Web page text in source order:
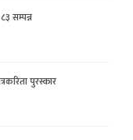
सम्पन्न
पुरस्कार